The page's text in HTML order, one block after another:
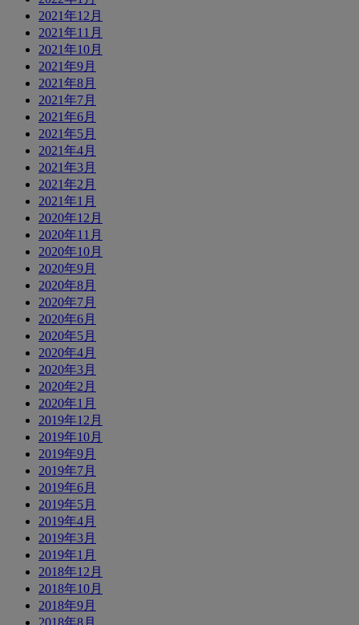
2021年12月
2021年11月
2021年10月
2021年9月
2021年8月
2021年7月
2021年6月
2021年5月
2021年4月
2021年3月
2021年2月
2021年1月
2020年12月
2020年11月
2020年10月
2020年9月
2020年8月
2020年7月
2020年6月
2020年5月
2020年4月
2020年3月
2020年2月
2020年1月
2019年12月
2019年10月
2019年9月
2019年7月
2019年6月
2019年5月
2019年4月
2019年3月
2019年1月
2018年12月
2018年10月
2018年9月